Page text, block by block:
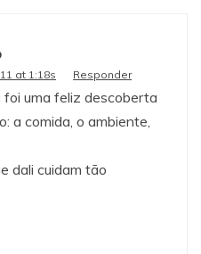
at 1:18s Responder
foi uma feliz descoberta
a comida, o ambiente,
dali cuidam tão